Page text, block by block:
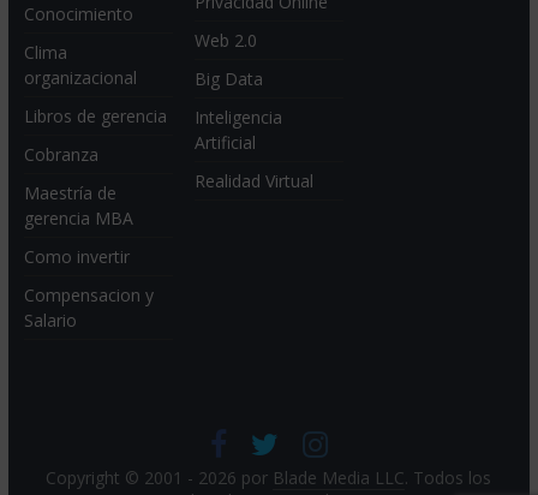
Conocimiento
Clima
organizacional
Libros de gerencia
Cobranza
Maestría de
gerencia MBA
Como invertir
Compensacion y
Salario
Web 2.0
Big Data
Inteligencia
Artificial
Realidad Virtual
Copyright © 2001 - 2026 por Blade Media LLC. Todos los